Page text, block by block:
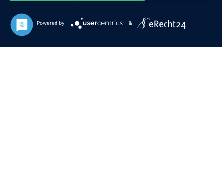
Powered by &